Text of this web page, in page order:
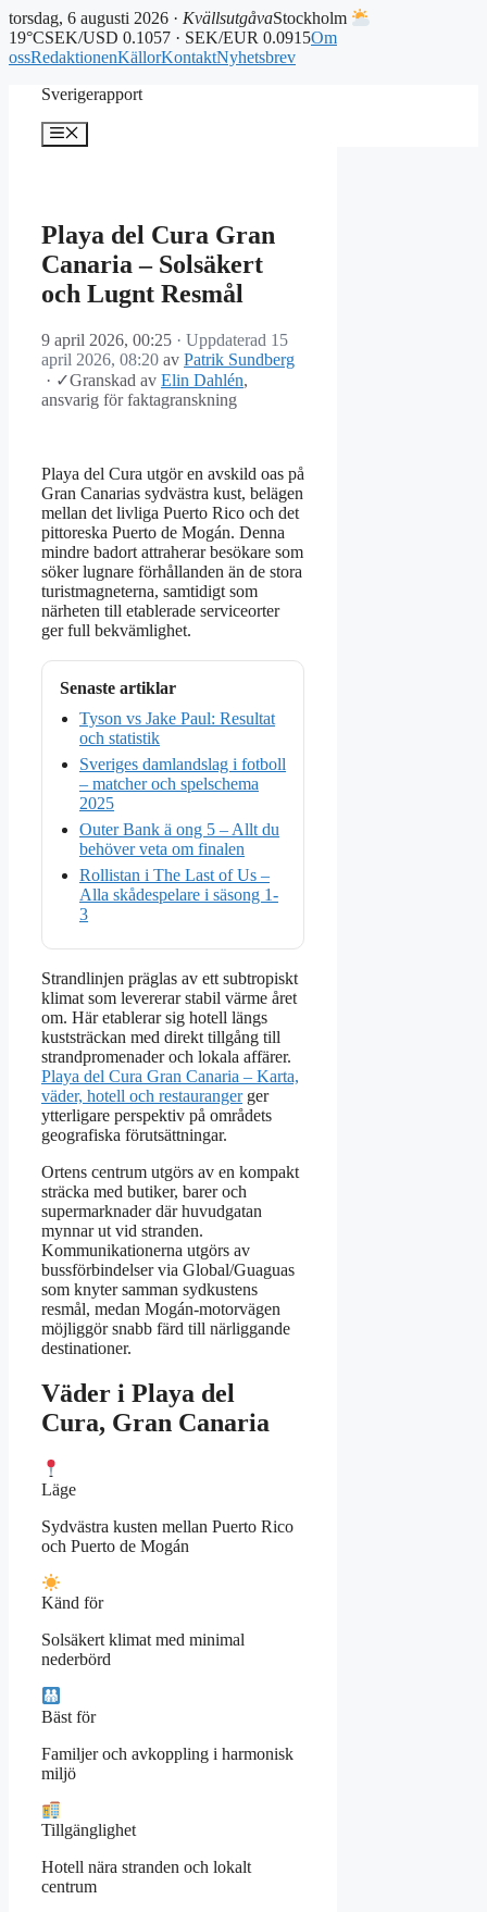
torsdag, 6 augusti 2026 · KvällsutgåvaStockholm
19°CSEK/USD 0.1057 · SEK/EUR 0.0915Om
ossRedaktionenKällorKontaktNyhetsbrev
Sverigerapport
Meny
Playa del Cura Gran
Canaria – Solsäkert
och Lugnt Resmål
9 april 2026, 00:25 · Uppdaterad 15
april 2026, 08:20 av Patrik Sundberg
· ✓Granskad av Elin Dahlén,
ansvarig för faktagranskning
Playa del Cura utgör en avskild oas på
Gran Canarias sydvästra kust, belägen
mellan det livliga Puerto Rico och det
pittoreska Puerto de Mogán. Denna
mindre badort attraherar besökare som
söker lugnare förhållanden än de stora
turistmagneterna, samtidigt som
närheten till etablerade serviceorter
ger full bekvämlighet.
Senaste artiklar
Tyson vs Jake Paul: Resultat
och statistik
Sveriges damlandslag i fotboll
– matcher och spelschema
2025
Outer Bank ä ong 5 – Allt du
behöver veta om finalen
Rollistan i The Last of Us –
Alla skådespelare i säsong 1-
3
Strandlinjen präglas av ett subtropiskt
klimat som levererar stabil värme året
om. Här etablerar sig hotell längs
kuststräckan med direkt tillgång till
strandpromenader och lokala affärer.
Playa del Cura Gran Canaria – Karta,
väder, hotell och restaurangerger
ytterligare perspektiv på områdets
geografiska förutsättningar.
Ortens centrum utgörs av en kompakt
sträcka med butiker, barer och
supermarknader där huvudgatan
mynnar ut vid stranden.
Kommunikationerna utgörs av
bussförbindelser via Global/Guaguas
som knyter samman sydkustens
resmål, medan Mogán-motorvägen
möjliggör snabb färd till närliggande
destinationer.
Väder i Playa del
Cura, Gran Canaria
Läge
Sydvästra kusten mellan Puerto Rico
och Puerto de Mogán
Känd för
Solsäkert klimat med minimal
nederbörd
Bäst för
Familjer och avkoppling i harmonisk
miljö
Tillgänglighet
Hotell nära stranden och lokalt
centrum